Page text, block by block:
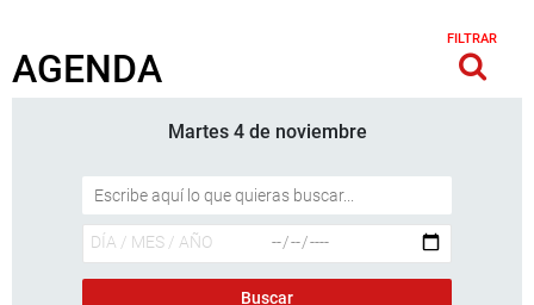
AGENDA
FILTRAR
Martes 4 de noviembre